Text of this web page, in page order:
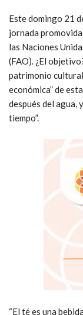
Este domingo 21
jornada
las Naciones
(FAO). ¿El
patrimonio
económica” de
después del agua,
tiempo”.
“El té es una